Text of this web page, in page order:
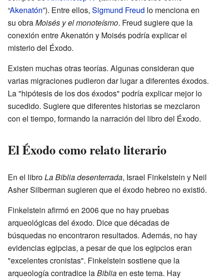
“Akenatón”). Entre ellos, Sigmund Freud lo menciona en
su obraMoisés y el monoteísmo. Freud sugiere que la
conexión entre Akenatón y Moisés podría explicar el
misterio del Éxodo.
Existen muchas otras teorías. Algunas consideran que
varias migraciones pudieron dar lugar a diferentes éxodos.
La "hipótesis de los dos éxodos" podría explicar mejor lo
sucedido. Sugiere que diferentes historias se mezclaron
con el tiempo, formando la narración del libro del Éxodo.
El Éxodo como relato literario
En el libroLa Biblia desenterrada, Israel Finkelstein y Neil
Asher Silberman sugieren que el éxodo hebreo no existió.
Finkelstein afirmó en 2006 que no hay pruebas
arqueológicas del éxodo. Dice que décadas de
búsquedas no encontraron resultados. Además, no hay
evidencias egipcias, a pesar de que los egipcios eran
"excelentes cronistas". Finkelstein sostiene que la
arqueología contradice laBibliaen este tema. Hay